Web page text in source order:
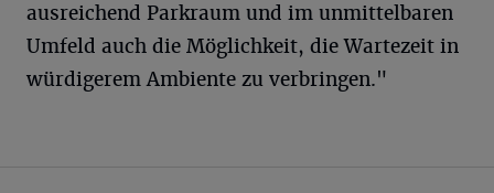
ausreichend Parkraum und im unmittelbaren
Umfeld auch die Möglichkeit, die Wartezeit in
würdigerem Ambiente zu verbringen."